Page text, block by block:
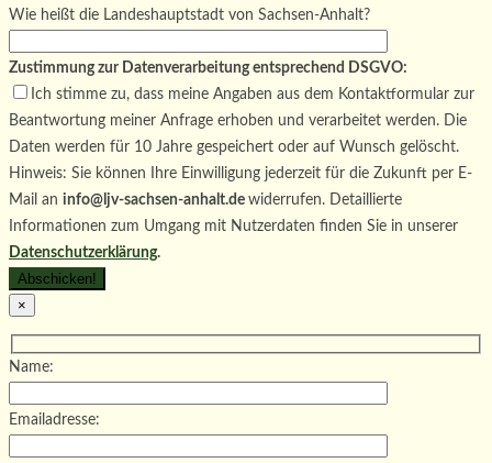
Wie heißt die Landeshauptstadt von Sachsen-Anhalt?
Zustimmung zur Datenverarbeitung entsprechend DSGVO:
Ich stimme zu, dass meine Angaben aus dem Kontaktformular zur
Beantwortung meiner Anfrage erhoben und verarbeitet werden. Die
Daten werden für 10 Jahre gespeichert oder auf Wunsch gelöscht.
Hinweis: Sie können Ihre Einwilligung jederzeit für die Zukunft per E-
Mail an info@ljv-sachsen-anhalt.de widerrufen. Detaillierte
Informationen zum Umgang mit Nutzerdaten finden Sie in unserer
Datenschutzerklärung.
×
Name:
Emailadresse: